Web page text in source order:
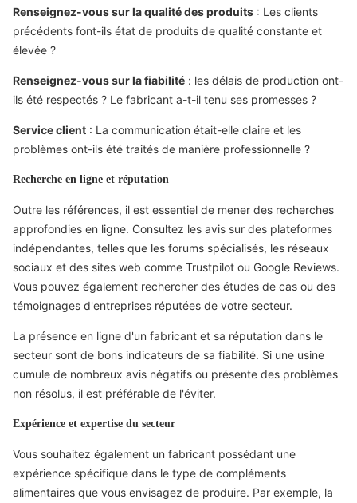
Renseignez-vous sur la qualité des produits : Les clients
précédents font-ils état de produits de qualité constante et
élevée ?
Renseignez-vous sur la fiabilité : les délais de production ont-
ils été respectés ? Le fabricant a-t-il tenu ses promesses ?
Service client : La communication était-elle claire et les
problèmes ont-ils été traités de manière professionnelle ?
Recherche en ligne et réputation
Outre les références, il est essentiel de mener des recherches
approfondies en ligne. Consultez les avis sur des plateformes
indépendantes, telles que les forums spécialisés, les réseaux
sociaux et des sites web comme Trustpilot ou Google Reviews.
Vous pouvez également rechercher des études de cas ou des
témoignages d'entreprises réputées de votre secteur.
La présence en ligne d'un fabricant et sa réputation dans le
secteur sont de bons indicateurs de sa fiabilité. Si une usine
cumule de nombreux avis négatifs ou présente des problèmes
non résolus, il est préférable de l'éviter.
Expérience et expertise du secteur
Vous souhaitez également un fabricant possédant une
expérience spécifique dans le type de compléments
alimentaires que vous envisagez de produire. Par exemple, la